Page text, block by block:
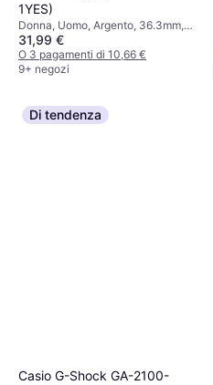
1YES)
Donna, Uomo, Argento, 36.3mm,
Digitale, Quarzo
31,99 €
O 3 pagamenti di 10,66 €
9+ negozi
Di tendenza
Casio G-Shock GA-2100-